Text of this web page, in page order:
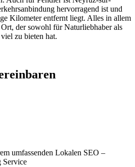
hervorragend ist und
Kilometer entfernt liegt. Alles in allem
der sowohl für Naturliebhaber als
zu bieten hat.
umfassenden Lokalen SEO –
Service